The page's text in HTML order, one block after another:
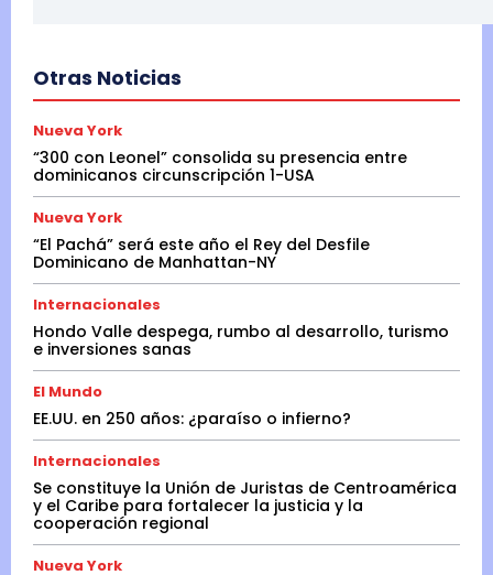
Otras Noticias
Nueva York
“300 con Leonel” consolida su presencia entre
dominicanos circunscripción 1-USA
Nueva York
“El Pachá” será este año el Rey del Desfile
Dominicano de Manhattan-NY
Internacionales
Hondo Valle despega, rumbo al desarrollo, turismo
e inversiones sanas
El Mundo
EE.UU. en 250 años: ¿paraíso o infierno?
Internacionales
Se constituye la Unión de Juristas de Centroamérica
y el Caribe para fortalecer la justicia y la
cooperación regional
Nueva York